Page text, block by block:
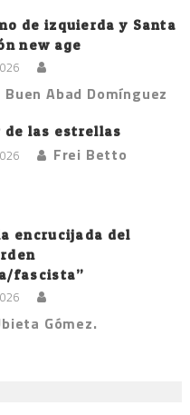
de izquierda y Santa
new age
Abad Domínguez
de las estrellas
Frei Betto
encrucijada del
fascista”
Gómez.